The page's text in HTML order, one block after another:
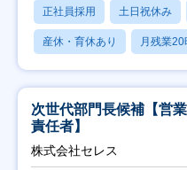
正社員採用 土日祝休み
産休・育休あり 月残業
次世代部門長候補【営
責任者】
株式会社セレス